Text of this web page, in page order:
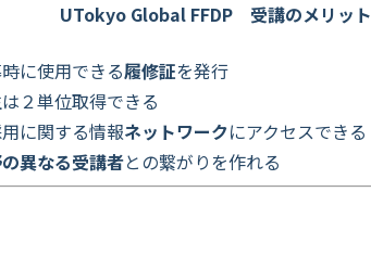
UTokyo Global FFDP 受講のメリット
に使用できる履修証を発行
得できる
に関する情報ネットワークにアクセスできる
異なる受講者との繋がりを作れる